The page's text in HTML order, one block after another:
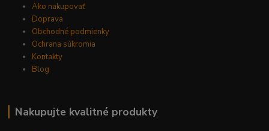
Ako nakupovať
Doprava
Obchodné podmienky
Ochrana súkromia
Kontakty
Blog
Nakupujte kvalitné produkty